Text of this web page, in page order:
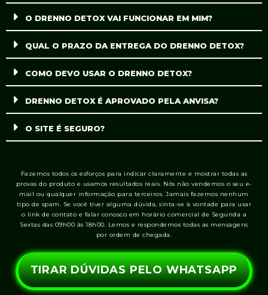
O DRENNO DETOX VAI FUNCIONAR EM MIM?
QUAL O PRAZO DA ENTREGA DO DRENNO DETOX?
COMO DEVO USAR O DRENNO DETOX?
DRENNO DETOX É APROVADO PELA ANVISA?
O SITE É SEGURO?
Fazemos todos os esforços para indicar claramente e mostrar todas as
provas do produto e usamos resultados reais. Nós não vendemos o seu e-
mail ou qualquer informação para terceiros. Jamais fazemos nenhum
tipo de spam. Se você tiver alguma dúvida, sinta-se à vontade para usar
o link de contato e falar conosco em horário comercial de Segunda a
Sextas das 09h00 ás 18h00. Lemos e respondemos todas as mensagens
por ordem de chegada.
TIRAR DÚVIDAS PELO WHATSAPP